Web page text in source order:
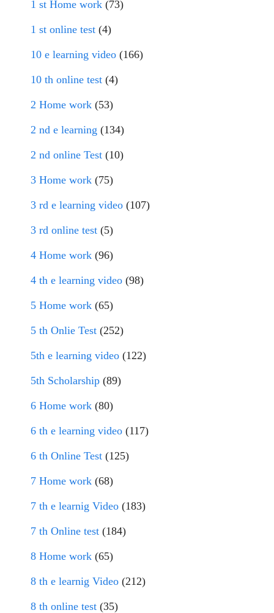
1 st Home work (73)
1 st online test (4)
10 e learning video (166)
10 th online test (4)
2 Home work (53)
2 nd e learning (134)
2 nd online Test (10)
3 Home work (75)
3 rd e learning video (107)
3 rd online test (5)
4 Home work (96)
4 th e learning video (98)
5 Home work (65)
5 th Onlie Test (252)
5th e learning video (122)
5th Scholarship (89)
6 Home work (80)
6 th e learning video (117)
6 th Online Test (125)
7 Home work (68)
7 th e learnig Video (183)
7 th Online test (184)
8 Home work (65)
8 th e learnig Video (212)
8 th online test (35)